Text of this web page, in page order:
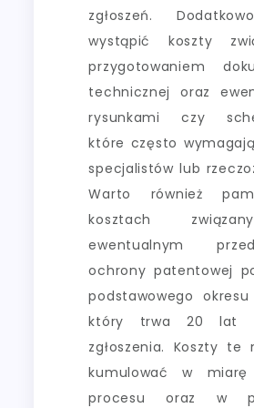
zgłoszeń.
wystąpić koszty
przygotowaniem
technicznej oraz
rysunkami czy
które często
specjalistów lub
Warto również
kosztach
ewentualnym
ochrony patentowej
podstawowego
który trwa 20 lat
zgłoszenia. Koszty te
kumulować w miarę
procesu oraz w